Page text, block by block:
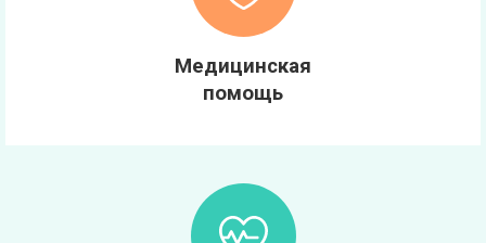
Медицинская
помощь